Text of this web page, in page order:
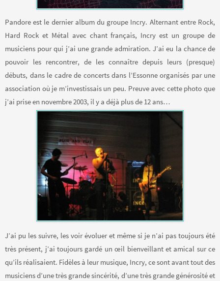
Pandore est le dernier album du groupe Incry. Alternant entre Rock,
Hard Rock et Métal avec chant français, Incry est un groupe de
musiciens pour qui j’ai une grande admiration. J’ai eu la chance de
pouvoir les rencontrer, de les connaître depuis leurs (presque)
débuts, dans le cadre de concerts dans l’Essonne organisés par une
association où je m’investissais un peu. Preuve avec cette photo que
j’ai prise en novembre 2003, il y a déjà plus de 12 ans…
J’ai pu les suivre, les voir évoluer et même si je n’ai pas toujours été
très présent, j’ai toujours gardé un œil bienveillant et amical sur ce
qu’ils réalisaient. Fidèles à leur musique, Incry, ce sont avant tout des
musiciens d’une très grande sincérité, d’une très grande générosité et